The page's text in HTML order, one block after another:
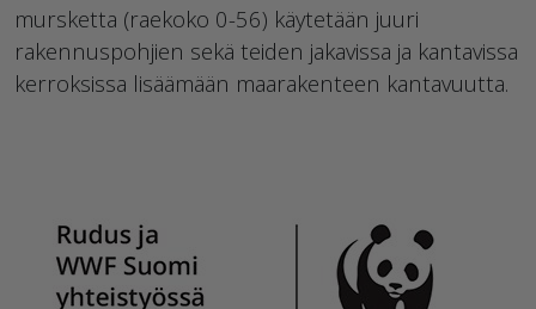
mursketta (raekoko 0-56) käytetään juuri
rakennuspohjien sekä teiden jakavissa ja kantavissa
kerroksissa lisäämään maarakenteen kantavuutta.